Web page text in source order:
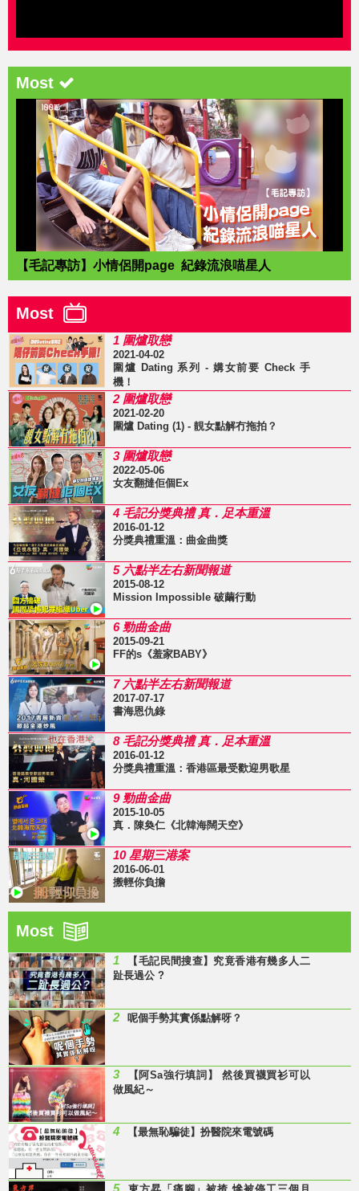
Most
【毛記專訪】小情侶開page 紀錄流浪喵星人
Most
1 圍爐取戀
2021-04-02
圍爐 Dating 系列 - 媾女前要 Check 手
機！
2 圍爐取戀
2021-02-20
圍爐 Dating (1) - 靚女點解冇拖拍？
3 圍爐取戀
2022-05-06
女友翻撻佢個Ex
4 毛記分獎典禮 真．足本重溫
2016-01-12
分獎典禮重溫：曲金曲獎
5 六點半左右新聞報道
2015-08-12
Mission Impossible 破繭行動
6 勁曲金曲
2015-09-21
FF的s《羞家BABY》
7 六點半左右新聞報道
2017-07-17
書海恩仇錄
8 毛記分獎典禮 真．足本重溫
2016-01-12
分獎典禮重溫：香港區最受歡迎男歌星
9 勁曲金曲
2015-10-05
真．陳奐仁《北韓海闊天空》
10 星期三港案
2016-06-01
搬輕你負擔
Most
1
【毛記民間搜查】究竟香港有幾多人二
趾長過公 ?
2 呢個手勢其實係點解呀？
3
【阿Sa強行填詞】 然後買襪買衫可以
做風紀～
4 【最無恥騙徒】扮醫院來電號碼
5